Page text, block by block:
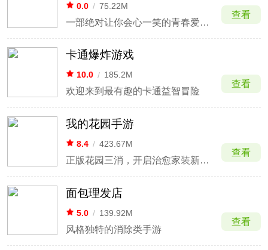
0.0 / 75.22M
一部绝对让你会心一笑的青春爱情喜剧
查看
卡通爆炸游戏
10.0 / 185.2M
欢迎来到最有趣的卡通益智冒险
查看
我的花园手游
8.4 / 423.67M
正版花园三消，开启治愈家装新体验
查看
面包理发店
5.0 / 139.92M
风格独特的消除类手游
查看